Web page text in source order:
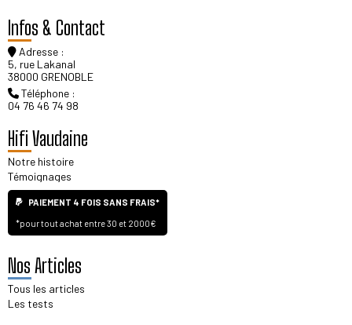
Infos & Contact
Adresse :
5, rue Lakanal
38000 GRENOBLE
Téléphone :
04 76 46 74 98
Hifi Vaudaine
Notre histoire
Témoignages
PAIEMENT 4 FOIS SANS FRAIS*
*pour tout achat entre 30 et 2000€
Nos Articles
Tous les articles
Les tests